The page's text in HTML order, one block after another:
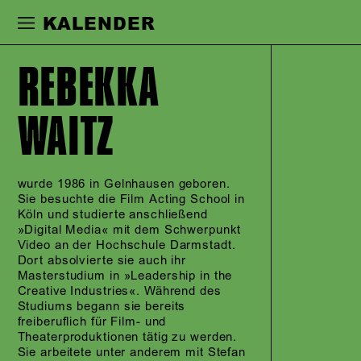
Zur Hauptnavigation springen
KALENDER
REBEKKA
WAITZ
wurde 1986 in Gelnhausen geboren.
Sie besuchte die Film Acting School in
Köln und studierte anschließend
»Digital Media« mit dem Schwerpunkt
Video an der Hochschule Darmstadt.
Dort absolvierte sie auch ihr
Masterstudium in »Leadership in the
Creative Industries«. Während des
Studiums begann sie bereits
freiberuflich für Film- und
Theaterproduktionen tätig zu werden.
Sie arbeitete unter anderem mit Stefan